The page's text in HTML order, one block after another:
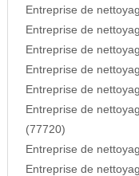
Entreprise de
Entreprise de
Entreprise de
Entreprise de
Entreprise de
Entreprise de
(77720)
Entreprise de
Entreprise de